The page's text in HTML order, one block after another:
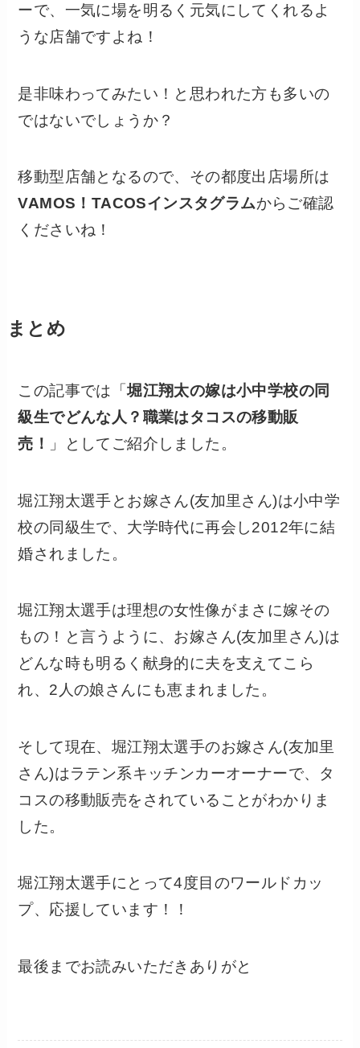
ーで、一気に場を明るく元気にしてくれるよ
うな店舗ですよね！
是非味わってみたい！と思われた方も多いの
ではないでしょうか？
移動型店舗となるので、その都度出店場所は
VAMOS！TACOSインスタグラムからご確認
くださいね！
まとめ
この記事では「堀江翔太の嫁は小中学校の同
級生でどんな人？職業はタコスの移動販
売！
」としてご紹介しました。
堀江翔太選手とお嫁さん(友加里さん)は小中学
校の同級生で、大学時代に再会し2012年に結
婚されました。
堀江翔太選手は理想の女性像がまさに嫁その
もの！と言うように、お嫁さん(友加里さん)は
どんな時も明るく献身的に夫を支えてこら
れ、2人の娘さんにも恵まれました。
そして現在、堀江翔太選手のお嫁さん(友加里
さん)はラテン系キッチンカーオーナーで、タ
コスの移動販売をされていることがわかりま
した。
堀江翔太選手にとって4度目のワールドカッ
プ、応援しています！！
最後までお読みいただきありがと